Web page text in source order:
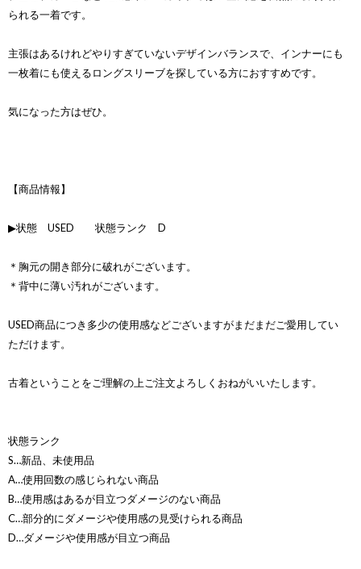
られる一着です。
主張はあるけれどやりすぎていないデザインバランスで、インナーにも
一枚着にも使えるロングスリーブを探している方におすすめです。
気になった方はぜひ。
【商品情報】
▶状態 USED 状態ランク D
＊胸元の開き部分に破れがございます。
＊背中に薄い汚れがございます。
USED商品につき多少の使用感などございますがまだまだご愛用してい
ただけます。
古着ということをご理解の上ご注文よろしくおねがいいたします。
状態ランク
S…新品、未使用品
A…使用回数の感じられない商品
B…使用感はあるが目立つダメージのない商品
C…部分的にダメージや使用感の見受けられる商品
D…ダメージや使用感が目立つ商品